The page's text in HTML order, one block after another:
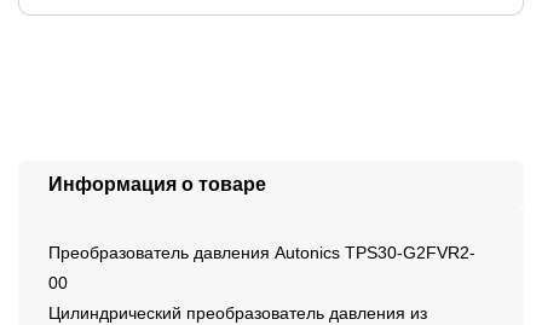
Информация о товаре
Преобразователь давления Autonics TPS30-G2FVR2-
00
Цилиндрический преобразователь давления из